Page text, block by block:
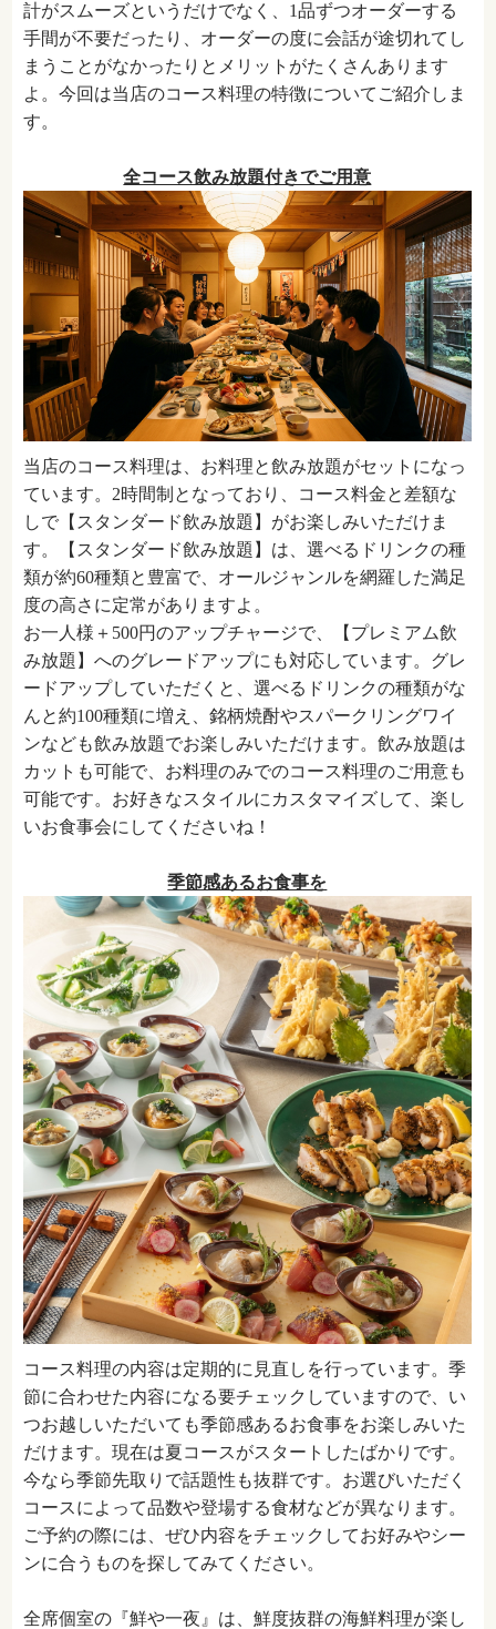
計がスムーズというだけでなく、1品ずつオーダーする
手間が不要だったり、オーダーの度に会話が途切れてし
まうことがなかったりとメリットがたくさんあります
よ。今回は当店のコース料理の特徴についてご紹介しま
す。
全コース飲み放題付きでご用意
当店のコース料理は、お料理と飲み放題がセットになっ
ています。2時間制となっており、コース料金と差額な
しで【スタンダード飲み放題】がお楽しみいただけま
す。【スタンダード飲み放題】は、選べるドリンクの種
類が約60種類と豊富で、オールジャンルを網羅した満足
度の高さに定常がありますよ。
お一人様＋500円のアップチャージで、【プレミアム飲
み放題】へのグレードアップにも対応しています。グレ
ードアップしていただくと、選べるドリンクの種類がな
んと約100種類に増え、銘柄焼酎やスパークリングワイ
ンなども飲み放題でお楽しみいただけます。飲み放題は
カットも可能で、お料理のみでのコース料理のご用意も
可能です。お好きなスタイルにカスタマイズして、楽し
いお食事会にしてくださいね！
季節感あるお食事を
コース料理の内容は定期的に見直しを行っています。季
節に合わせた内容になる要チェックしていますので、い
つお越しいただいても季節感あるお食事をお楽しみいた
だけます。現在は夏コースがスタートしたばかりです。
今なら季節先取りで話題性も抜群です。お選びいただく
コースによって品数や登場する食材などが異なります。
ご予約の際には、ぜひ内容をチェックしてお好みやシー
ンに合うものを探してみてください。
全席個室の『鮮や一夜』は、鮮度抜群の海鮮料理が楽し